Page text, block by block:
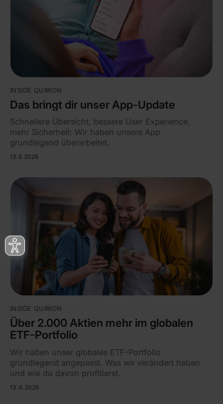
INSIDE QUIRION
Das bringt dir unser App-Update
Schnellere Übersicht, bessere User Experience,
mehr Sicherheit: Wir haben unsere App
grundlegend überarbeitet.
13.5.2026
INSIDE QUIRION
Über 2.000 Aktien mehr im globalen
ETF-Portfolio
Wir haben unser globales ETF-Portfolio
grundlegend angepasst. Was wir verändert haben
und wie du davon profitierst.
13.4.2026